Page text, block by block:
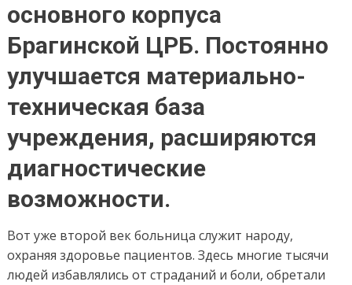
основного корпуса
Брагинской ЦРБ. Постоянно
улучшается материально-
техническая база
учреждения, расширяются
диагностические
возможности.
Вот уже второй век больница служит народу,
охраняя здоровье пациентов. Здесь многие тысячи
людей избавлялись от страданий и боли, обретали